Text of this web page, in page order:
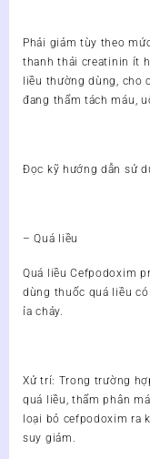
Phải giảm tùy theo
thanh thải creatinin ít
liều thường dùng, cho
đang thẩm tách máu,
Đọc kỹ hướng dẫn sử
– Quá liều
Quá liều Cefpodoxim
dùng thuốc quá liều
ỉa chảy.
Xử trí: Trong trường
quá liều, thẩm phân
loại bỏ cefpodoxim ra
suy giảm.